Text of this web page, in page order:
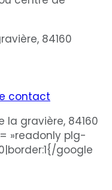
84160
contact
gravière, 84160
»readonly plg-
google